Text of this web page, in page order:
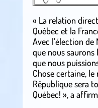
« La relation
Québec et la
Avec l’élection de
que nous
que nous
Chose certaine,
République sera
Québec! », a